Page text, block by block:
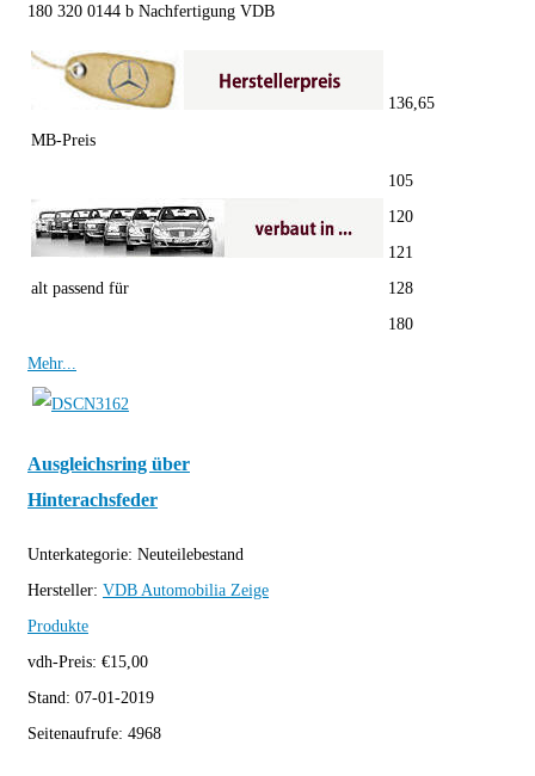
180 320 0144 b Nachfertigung VDB
MB-Preis
136,65
alt passend für
105
120
121
128
180
Mehr...
Ausgleichsring über
Hinterachsfeder
Unterkategorie: Neuteilebestand
Hersteller: VDB Automobilia Zeige
Produkte
vdh-Preis: €15,00
Stand: 07-01-2019
Seitenaufrufe: 4968